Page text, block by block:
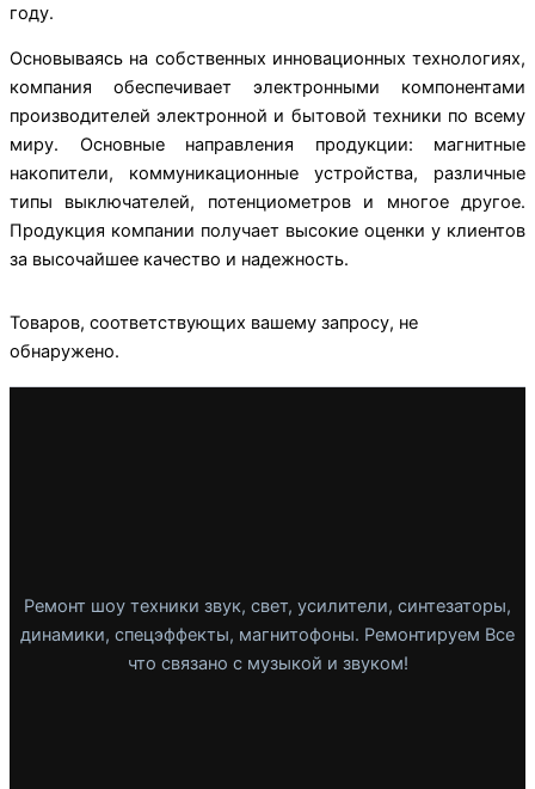
году.
Основываясь на собственных инновационных технологиях,
компания обеспечивает электронными компонентами
производителей электронной и бытовой техники по всему
миру. Основные направления продукции: магнитные
накопители, коммуникационные устройства, различные
типы выключателей, потенциометров и многое другое.
Продукция компании получает высокие оценки у клиентов
за высочайшее качество и надежность.
Товаров, соответствующих вашему запросу, не
обнаружено.
Ремонт шоу техники звук, свет, усилители, синтезаторы,
динамики, спецэффекты, магнитофоны. Ремонтируем Все
что связано с музыкой и звуком!